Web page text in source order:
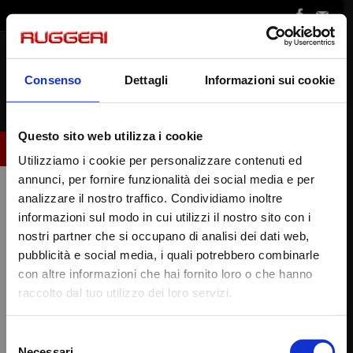
Consenso Dettagli Informazioni sui cookie
Questo sito web utilizza i cookie
Utilizziamo i cookie per personalizzare contenuti ed
annunci, per fornire funzionalità dei social media e per
analizzare il nostro traffico. Condividiamo inoltre
informazioni sul modo in cui utilizzi il nostro sito con i
nostri partner che si occupano di analisi dei dati web,
pubblicità e social media, i quali potrebbero combinarle
con altre informazioni che hai fornito loro o che hanno
raccolto dal tuo utilizzo dei loro servizi.
contenuto
HomeSpogliatoi
Spogliatoi
Tradizionale
Sporco/Pulito
CHIUSURA PER FERIE:
Saremo chiusi per ferie dal 08/08/26 al
30/08/26.
Gli ordini ricevuti fino al 03/08/26 saranno
evasi prima della chiusura, per i successivi,
a settembre.
VISITATE IL NOSTRO
STORE ONLINE